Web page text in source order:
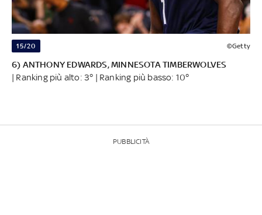
15/20 ©Getty
6) ANTHONY EDWARDS, MINNESOTA TIMBERWOLVES
| Ranking più alto: 3° | Ranking più basso: 10°
PUBBLICITÀ